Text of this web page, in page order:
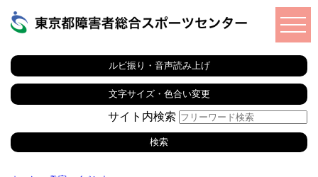
ルビ振り・音声読み上げ
文字サイズ・色合い変更
サイト内検索